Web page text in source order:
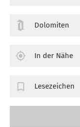
Dolomiten
In der Nähe
Lesezeichen